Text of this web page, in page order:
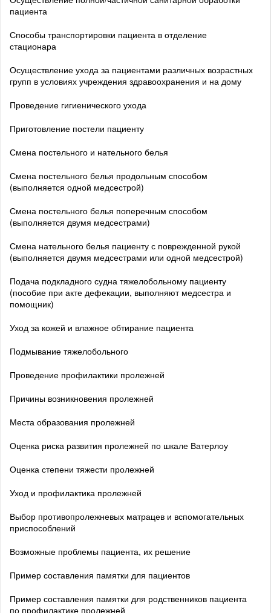
пациента
Способы транспортировки пациента в отделение
стационара
Осуществление ухода за пациентами различных возрастных
групп в условиях учреждения здравоохранения и на дому
Проведение гигиенического ухода
Приготовление постели пациенту
Смена постельного и нательного белья
Смена постельного белья продольным способом
(выполняется одной медсестрой)
Смена постельного белья поперечным способом
(выполняется двумя медсестрами)
Смена нательного белья пациенту с поврежденной рукой
(выполняется двумя медсестрами или одной медсестрой)
Подача подкладного судна тяжелобольному пациенту
(пособие при акте дефекации, выполняют медсестра и
помощник)
Уход за кожей и влажное обтирание пациента
Подмывание тяжелобольного
Проведение профилактики пролежней
Причины возникновения пролежней
Места образования пролежней
Оценка риска развития пролежней по шкале Ватерлоу
Оценка степени тяжести пролежней
Уход и профилактика пролежней
Выбор противопролежневых матрацев и вспомогательных
приспособлений
Возможные проблемы пациента, их решение
Пример составления памятки для пациентов
Пример составления памятки для родственников пациента
по профилактике пролежней